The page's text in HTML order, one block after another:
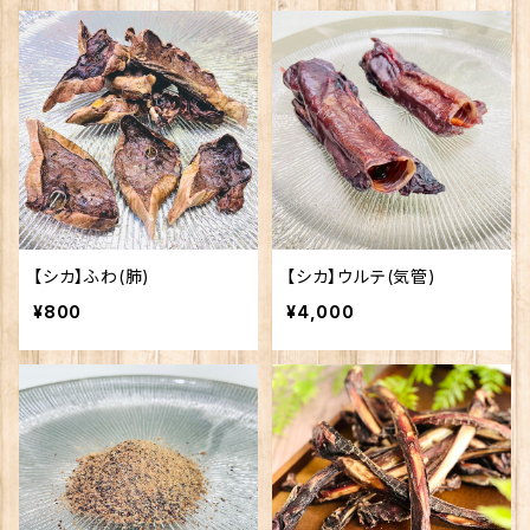
【シカ】ふわ(肺)
¥800
【シカ】ウルテ(気管)
¥4,000